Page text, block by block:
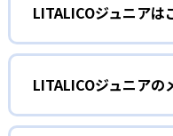
LITALICOジュニアでは
特徴を分析するアセス
ズに合わせたオーダー
る。国語・算数などの
キルや生活面でのサポ
ら苦手を補う包括的な
LITALICOジュニアは
遊びを通してコミュ
LITALICOジュニアの
どんな